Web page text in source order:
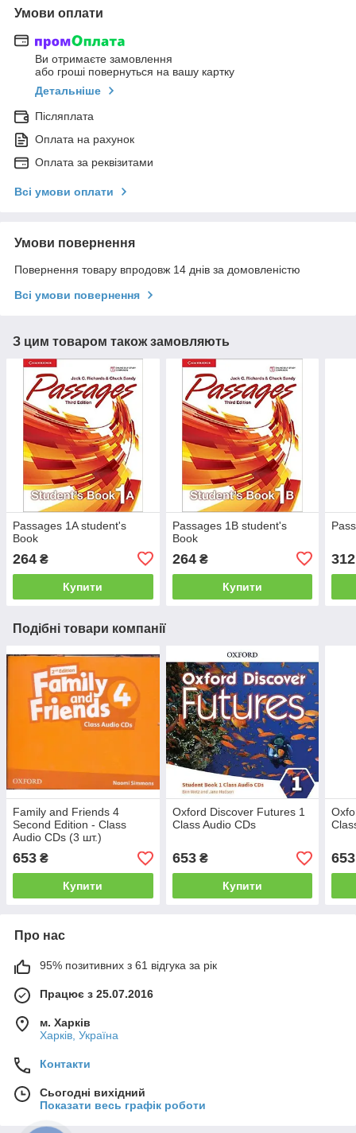
Умови оплати
Ви отримаєте замовлення
або гроші повернуться на вашу картку
Детальніше
Післяплата
Оплата на рахунок
Оплата за реквізитами
Всі умови оплати
Умови повернення
Повернення товару впродовж 14 днів за домовленістю
Всі умови повернення
З цим товаром також замовляють
Passages 1A student's
Book
264 ₴
Купити
Passages 1B student's
Book
264₴
Купити
312
Подібні товари компанії
Family and Friends 4
Second Edition - Class
Audio CDs (3 шт.)
653 ₴
Купити
Oxford Discover Futures 1
Class Audio CDs
653₴
Купити
653
Про нас
95% позитивних з 61 відгука за рік
Працює з 25.07.2016
м. Харків
Харків, Україна
Контакти
Сьогодні вихідний
Показати весь графік роботи